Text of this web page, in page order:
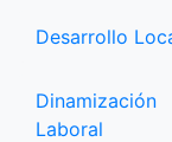
Desarrollo
Dinamización
Laboral